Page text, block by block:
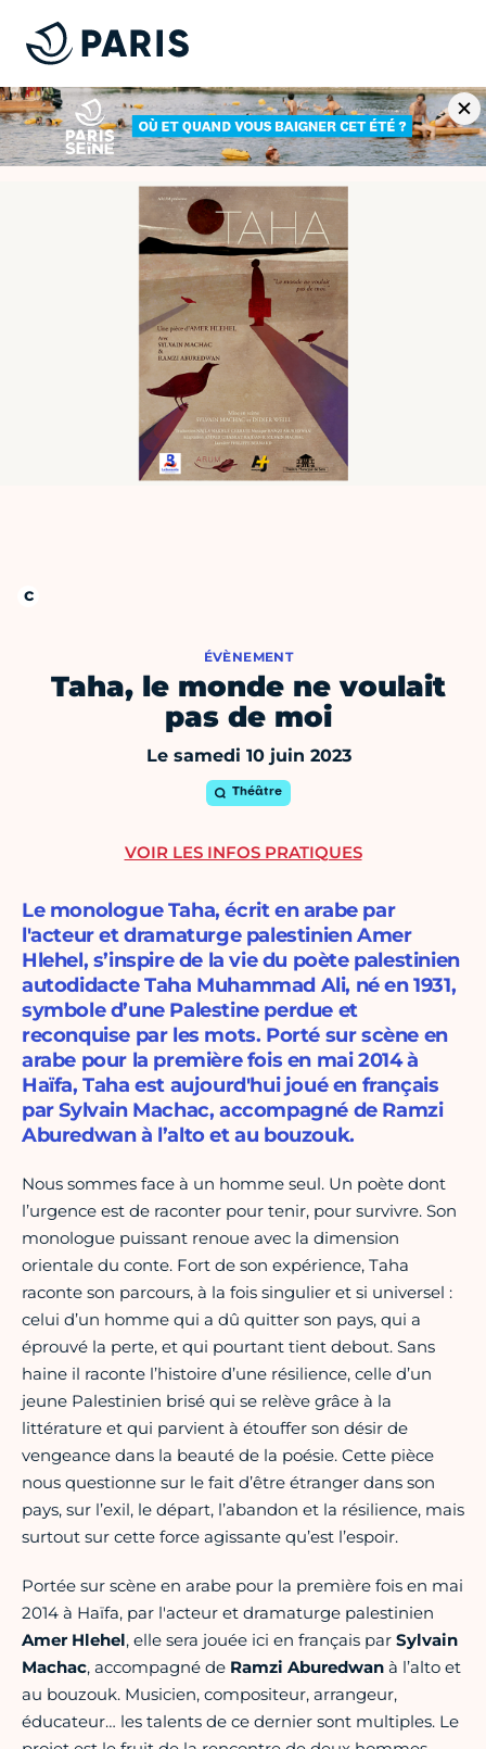
ÉVÈNEMENT
Taha, le monde ne voulait
pas de moi
Le samedi 10 juin 2023
Théâtre
Le monologue Taha, écrit en arabe par
l'acteur et dramaturge palestinien Amer
Hlehel, s’inspire de la vie du poète palestinien
autodidacte Taha Muhammad Ali, né en 1931,
symbole d’une Palestine perdue et
reconquise par les mots. Porté sur scène en
arabe pour la première fois en mai 2014 à
Haïfa, Taha est aujourd'hui joué en français
par Sylvain Machac, accompagné de Ramzi
Aburedwan à l’alto et au bouzouk.
Nous sommes face à un homme seul. Un poète dont
l’urgence est de raconter pour tenir, pour survivre. Son
monologue puissant renoue avec la dimension
orientale du conte. Fort de son expérience, Taha
raconte son parcours, à la fois singulier et si universel :
celui d’un homme qui a dû quitter son pays, qui a
éprouvé la perte, et qui pourtant tient debout. Sans
haine il raconte l’histoire d’une résilience, celle d’un
jeune Palestinien brisé qui se relève grâce à la
littérature et qui parvient à étouffer son désir de
vengeance dans la beauté de la poésie. Cette pièce
nous questionne sur le fait d’être étranger dans son
pays, sur l’exil, le départ, l’abandon et la résilience, mais
surtout sur cette force agissante qu’est l’espoir.
Portée sur scène en arabe pour la première fois en mai
2014 à Haïfa, par l'acteur et dramaturge palestinien
Amer Hlehel, elle sera jouée ici en français par Sylvain
Machac, accompagné de Ramzi Aburedwan à l’alto et
au bouzouk. Musicien, compositeur, arrangeur,
éducateur… les talents de ce dernier sont multiples. Le
VOIR LES INFOS PRATIQUES